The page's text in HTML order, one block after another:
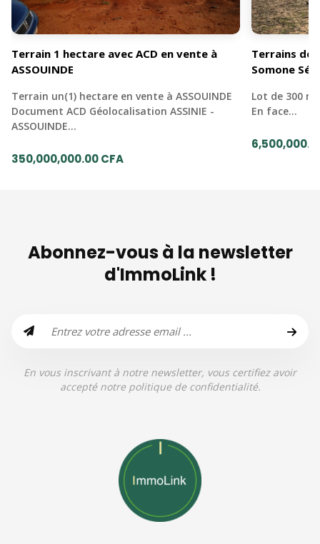
Terrain 1 hectare avec ACD en vente à
ASSOUINDE
Terrain un(1) hectare en vente à ASSOUINDE
Document ACD Géolocalisation ASSINIE -
ASSOUINDE…
350,000,000.00 CFA
Terrains de
Somone
Lot de 300
En face…
Abonnez-vous à la newsletter
d'ImmoLink !
En vous inscrivant à notre newsletter, vous certifiez avoir
accepté notre politique de confidentialité.